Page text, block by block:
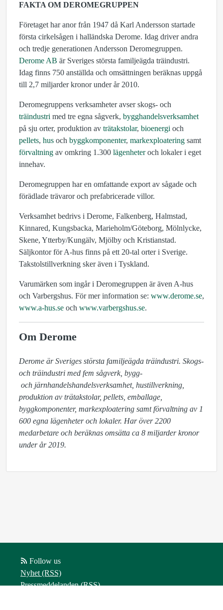
FAKTA OM DEROMEGRUPPEN
Företaget har anor från 1947 då Karl Andersson startade
första cirkelsågen i halländska Derome. Idag driver andra
och tredje generationen Andersson Deromegruppen.
Derome AB är Sveriges största familjeägda träindustri.
Idag finns 750 anställda och omsättningen beräknas uppgå
till 2,7 miljarder kronor under år 2010.
Deromegruppens verksamheter avser skogs- och
träindustri med tre egna sågverk, bygghandelsverksamhet
på sju orter, produktion av trätakstolar, bioenergi och
pellets, hus och byggkomponenter, markexploatering samt
förvaltning av omkring 1.300 lägenheteroch lokaler i eget
innehav.
Deromegruppen har en omfattande export av sågade och
förädlade trävaror och prefabricerade villor.
Verksamhet bedrivs i Derome, Falkenberg, Halmstad,
Kinnared, Kungsbacka, Marieholm/Göteborg, Mölnlycke,
Skene, Ytterby/Kungälv, Mjölby och Kristianstad.
Säljkontor för A-hus finns på ett 20-tal orter i Sverige.
Takstolstillverkning sker även i Tyskland.
Varumärken som ingår i Deromegruppen är även A-hus
och Varbergshus. För mer information se: www.derome.se,
www.a-hus.se och www.varbergshus.se.
Om Derome
Derome är Sveriges största familjeägda träindustri. Skogs-
och träindustri med fem sågverk, bygg-
produktion av trätakstolar, pellets, emballage,
byggkomponenter, markexploatering samt förvaltning av 1
600 egna lägenheter och lokaler. Har över 2200
medarbetare och beräknas omsätta ca 8 miljarder kronor
under år 2019.
Follow us
Nyhet (RSS)
Pressmeddelanden (RSS)